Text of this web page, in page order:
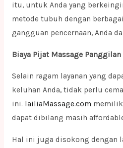
itu, untuk Anda yang
metode tubuh dengan
gangguan pencernaan, Anda
Biaya Pijat Massage
Selain ragam layanan yang
keluhan Anda, tidak perlu
ini. lailiaMassage.com
dapat dibilang masih
Hal ini juga disokong dengan